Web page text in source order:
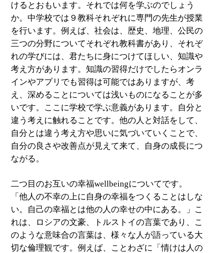
けるとおもいます。それでは何を学ぶのでしょう
か。中学校では９教科それぞれに専門の先生が授業
を行います。例えば、社会は、歴史、地理、公民の
三つの分野についてそれぞれ教科書があり、それぞ
れの学びには、君たちに身につけてほしい、知識や
考え方があります。知識の習得だけでしたらオンラ
インやアプリでも習得は可能ではありますが、考
え、深めることについては浅いものになることが多
いです。ここに学校で学ぶ意義があります。自分と
違う考えに触れることです。他の人と対話をして、
自分とは違う考え方や思いに気づいていくことで、
自分の良さや改善点が見えて来て、自身の成長につ
ながる。
二つ目のお互いの幸福wellbeingについてです。
「他人の不幸の上に自身の幸福をつくることはしな
い。自己の幸福とは他の人の幸せの中にある。」こ
れは、ロシアの文豪、トルストイの言葉であり、こ
のような意味合の言葉は、様々な人が語っている大
切な倫理観です。例えば、ことわざに「情けは人の